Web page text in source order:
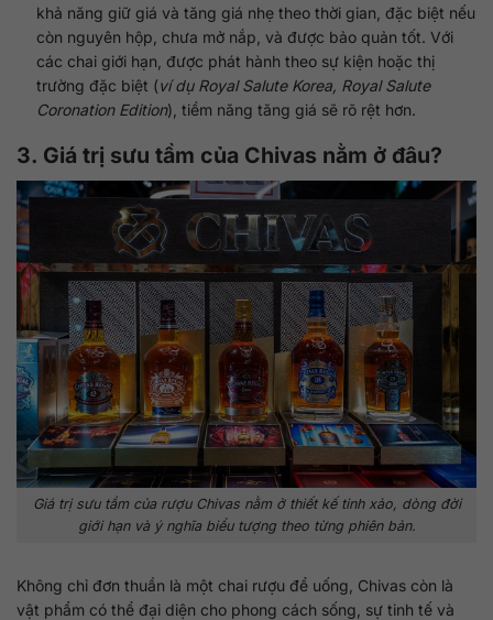
khả năng giữ giá và tăng giá nhẹ theo thời gian, đặc biệt nếu
còn nguyên hộp, chưa mở nắp, và được bảo quản tốt. Với
các chai giới hạn, được phát hành theo sự kiện hoặc thị
trường đặc biệt (ví dụ Royal Salute Korea, Royal Salute
Coronation Edition), tiềm năng tăng giá sẽ rõ rệt hơn.
3. Giá trị sưu tầm của Chivas nằm ở đâu?
Giá trị sưu tầm của rượu Chivas nằm ở thiết kế tinh xảo, dòng đời
giới hạn và ý nghĩa biểu tượng theo từng phiên bản.
Không chỉ đơn thuần là một chai rượu để uống, Chivas còn là
vật phẩm có thể đại diện cho phong cách sống, sự tinh tế và